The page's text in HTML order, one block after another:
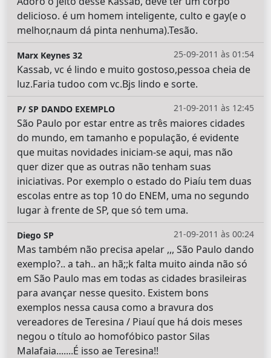
delicioso. é um homem inteligente, culto e gay(e o
melhor,naum dá pinta nenhuma).Tesão.
25-09-2011 às 01:54
Marx Keynes 32
Kassab, vc é lindo e muito gostoso,pessoa cheia de
luz.Faria tudoo com vc.Bjs lindo e sorte.
21-09-2011 às 12:45
P/ SP DANDO EXEMPLO
São Paulo por estar entre as três maiores cidades
do mundo, em tamanho e população, é evidente
que muitas novidades iniciam-se aqui, mas não
quer dizer que as outras não tenham suas
iniciativas. Por exemplo o estado do Piaíu tem duas
escolas entre as top 10 do ENEM, uma no segundo
lugar à frente de SP, que só tem uma.
21-09-2011 às 00:24
Diego SP
Mas também não precisa apelar ,,, São Paulo dando
exemplo?.. a tah.. an hã;;k falta muito ainda não só
em São Paulo mas em todas as cidades brasileiras
para avançar nesse quesito. Existem bons
exemplos nessa causa como a bravura dos
vereadores de Teresina / Piauí que há dois meses
negou o título ao homofóbico pastor Silas
Malafaia.......É isso ae Teresina!!